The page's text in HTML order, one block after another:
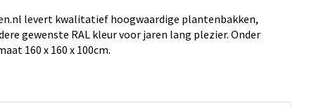
levert kwalitatief hoogwaardige plantenbakken,
gewenste RAL kleur voor jaren lang plezier. Onder
160 x 160 x 100cm.